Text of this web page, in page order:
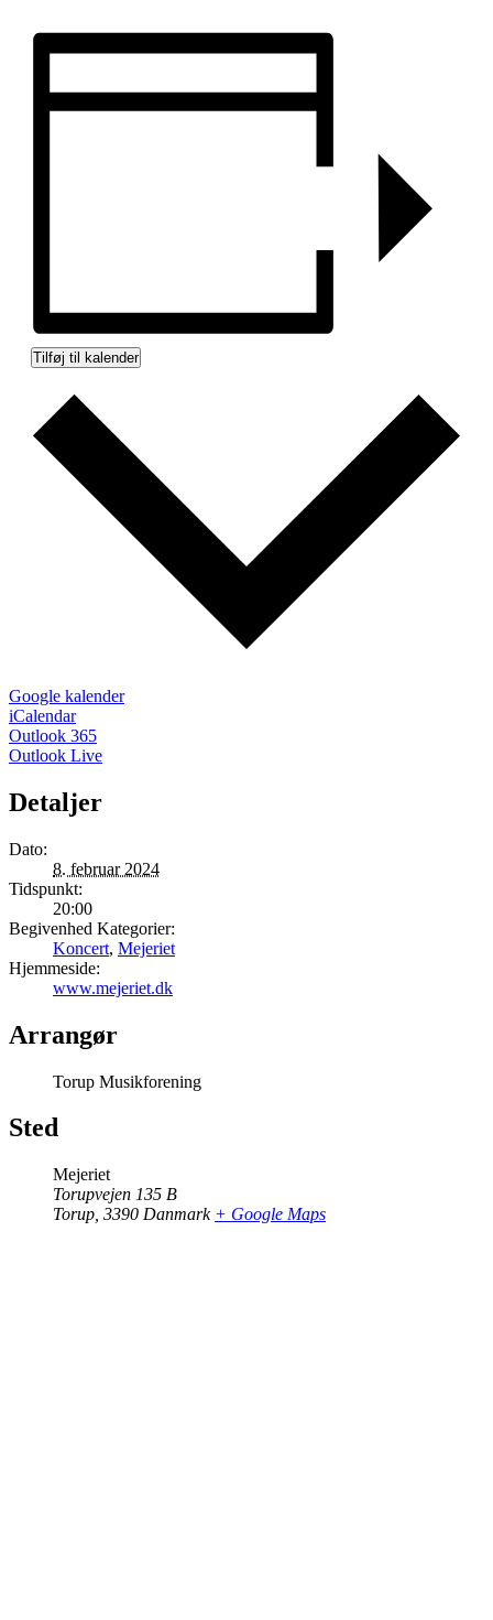
Tilføj til kalender
Google kalender
iCalendar
Outlook 365
Outlook Live
Detaljer
Dato:
8. februar 2024
Tidspunkt:
20:00
Begivenhed Kategorier:
Koncert, Mejeriet
Hjemmeside:
www.mejeriet.dk
Arrangør
Torup Musikforening
Sted
Mejeriet
Torupvejen 135 B
Torup 3390 Danmark + Google Maps